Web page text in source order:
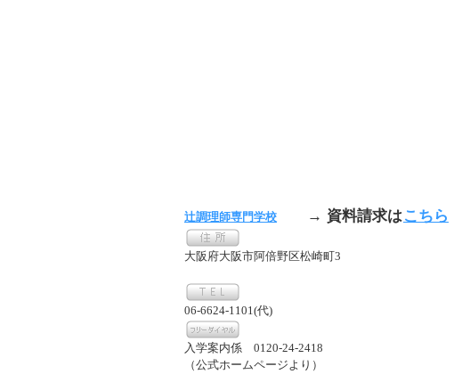
辻調理師専門学校 → 資料請求はこちら
大阪府大阪市阿倍野区松崎町3
06-6624-1101(代)
入学案内係 0120-24-2418
（公式ホームページより）